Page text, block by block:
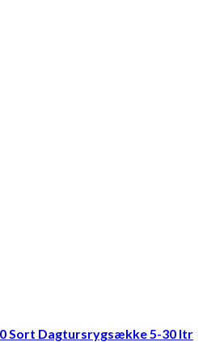
Sort Dagtursrygsække 5-30 ltr